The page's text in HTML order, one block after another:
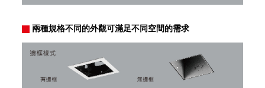
兩種規格不同的外觀可滿足不同空間的需求